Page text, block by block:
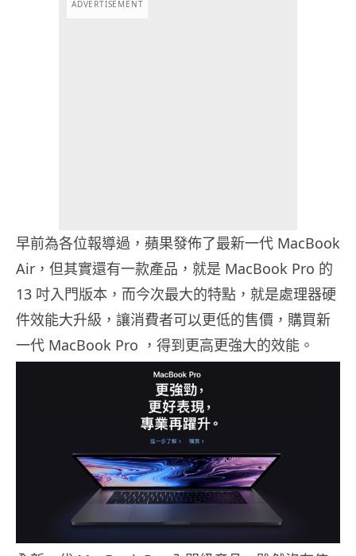
ADVERTISEMENT
早前為各位報導過，蘋果發佈了最新一代 MacBook
Air，但其實還有一款產品，就是 MacBook Pro 的
13 吋入門版本，而今次最大的特點，就是處理器硬
件效能大升級，讓消費者可以更低的售價，購買新
一代 MacBook Pro ，得到更高更強大的效能。